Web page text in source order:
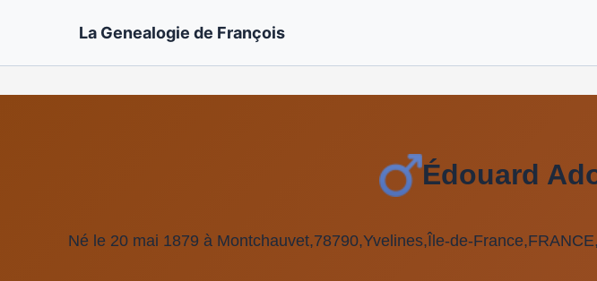
La Genealogie de François
Édouard
Né le 20 mai 1879 à Montchauvet,78790,Yvelines,Île-de-France,FRANCE,